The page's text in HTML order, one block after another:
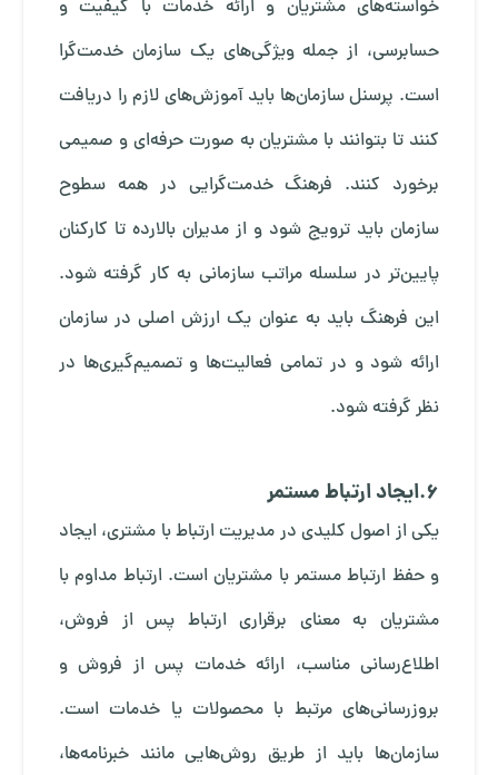
خواسته‌های مشتریان و ارائه خدمات با کیفیت و
حسابرسی، از جمله ویژگی‌های یک سازمان خدمت‌گرا
است. پرسنل سازمان‌ها باید آموزش‌های لازم را دریافت
کنند تا بتوانند با مشتریان به صورت حرفه‌ای و صمیمی
برخورد کنند. فرهنگ خدمت‌گرایی در همه سطوح
سازمان باید ترویج شود و از مدیران بالارده تا کارکنان
پایین‌تر در سلسله مراتب سازمانی به کار گرفته شود.
این فرهنگ باید به عنوان یک ارزش اصلی در سازمان
ارائه شود و در تمامی فعالیت‌ها و تصمیم‌گیری‌ها در
نظر گرفته شود.
6.ایجاد ارتباط مستمر
یکی از اصول کلیدی در مدیریت ارتباط با مشتری، ایجاد
و حفظ ارتباط مستمر با مشتریان است. ارتباط مداوم با
مشتریان به معنای برقراری ارتباط پس از فروش،
اطلاع‌رسانی مناسب، ارائه خدمات پس از فروش و
بروزرسانی‌های مرتبط با محصولات یا خدمات است.
سازمان‌ها باید از طریق روش‌هایی مانند خبرنامه‌ها،